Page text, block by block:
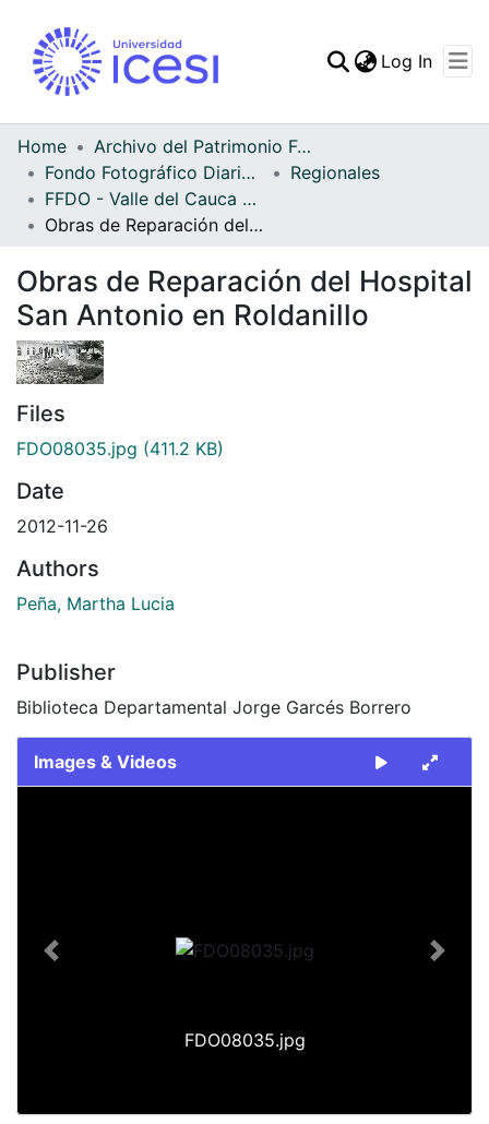
Statistics
Log In
Home
Archivo del Patrimonio Fotográfico y Fílmico del Valle del Cauca
Fondo Fotográfico Diario Occidente
Regionales
FFDO - Valle del Cauca - Patrimonial
Obras de Reparación del Hospital San Antonio en Roldanillo
Obras de Reparación del Hospital
San Antonio en Roldanillo
Files
FDO08035.jpg (411.2 KB)
Date
2012-11-26
Authors
Peña, Martha Lucia
Publisher
Biblioteca Departamental Jorge Garcés Borrero
Images & Videos
FDO08035.jpg
Previous Next